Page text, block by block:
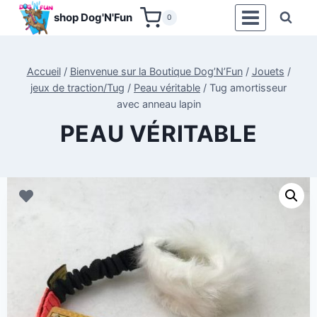
Aller
shop Dog'N'Fun 0
Accueil / Bienvenue sur la Boutique Dog’N’Fun / Jouets /
jeux de traction/Tug / Peau véritable / Tug amortisseur
avec anneau lapin
PEAU VÉRITABLE